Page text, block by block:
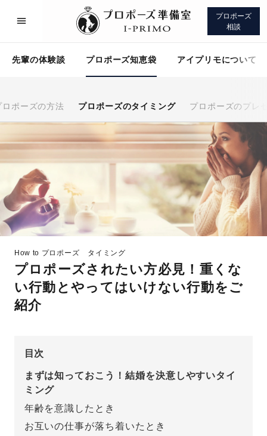
プロポーズ
相談
先輩の体験談 プロポーズ知恵袋 アイプリモについて
ロポーズの方法 プロポーズのタイミング プロポーズのプレ
How to プロポーズ タイミング
プロポーズされたい方必見！重くな
い行動とやってはいけない行動をご
紹介
目次
まずは知っておこう！結婚を決意しやすいタイ
ミング
年齢を意識したとき
お互いの仕事が落ち着いたとき
プロポーズサポート 先輩の体験談
プロポーズ知恵袋 アイプリモについて
プロポーズサポート
プロポーズアイテム
おすすめの婚約指輪
先輩の体験談
プロポーズ意識調査結果一覧
婚約指輪選び方ガイド
アイプリモについて
ニュース